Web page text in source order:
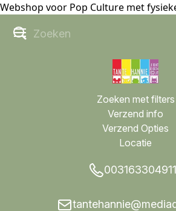
Webshop voor Pop Culture met
Zoeken met filters
Verzend info
Verzend Opties
Locatie